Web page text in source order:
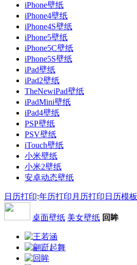
iPhone壁纸
iPhone4壁纸
iPhone4S壁纸
iPhone5壁纸
iPhone5C壁纸
iPhone5S壁纸
iPad壁纸
iPad2壁纸
TheNewiPad壁纸
iPadMini壁纸
iPad4壁纸
PSP壁纸
PSV壁纸
iTouch壁纸
小米壁纸
小米2壁纸
安卓动态壁纸
日历打印:年历打印 月历打印 日历模板
桌面壁纸 美女壁纸 回眸